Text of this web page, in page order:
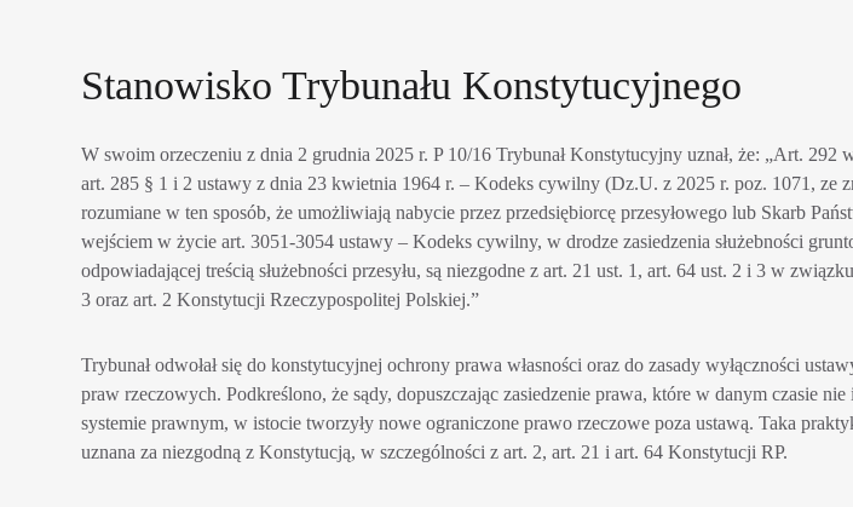
Stanowisko Trybunału Konstytucyjnego
W swoim orzeczeniu z dnia 2 grudnia 2025 r. P 10/16 Trybunał Konstytucyjny uznał, że: „Art. 292
art. 285 § 1 i 2 ustawy z dnia 23 kwietnia 1964 r. – Kodeks cywilny (Dz.U. z 2025 r. poz. 1071, ze
rozumiane w ten sposób, że umożliwiają nabycie przez przedsiębiorcę przesyłowego lub Skarb
wejściem w życie art. 3051-3054 ustawy – Kodeks cywilny, w drodze zasiedzenia służebności
odpowiadającej treścią służebności przesyłu, są niezgodne z art. 21 ust. 1, art. 64 ust. 2 i 3 w
3 oraz art. 2 Konstytucji Rzeczypospolitej Polskiej.”
Trybunał odwołał się do konstytucyjnej ochrony prawa własności oraz do zasady wyłączności
praw rzeczowych. Podkreślono, że sądy, dopuszczając zasiedzenie prawa, które w danym czasie nie
systemie prawnym, w istocie tworzyły nowe ograniczone prawo rzeczowe poza ustawą. Taka
uznana za niezgodną z Konstytucją, w szczególności z art. 2, art. 21 i art. 64 Konstytucji RP.